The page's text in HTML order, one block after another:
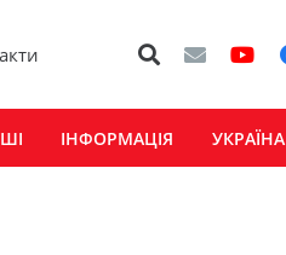
ІНФОРМАЦІЯ УКРАЇНА